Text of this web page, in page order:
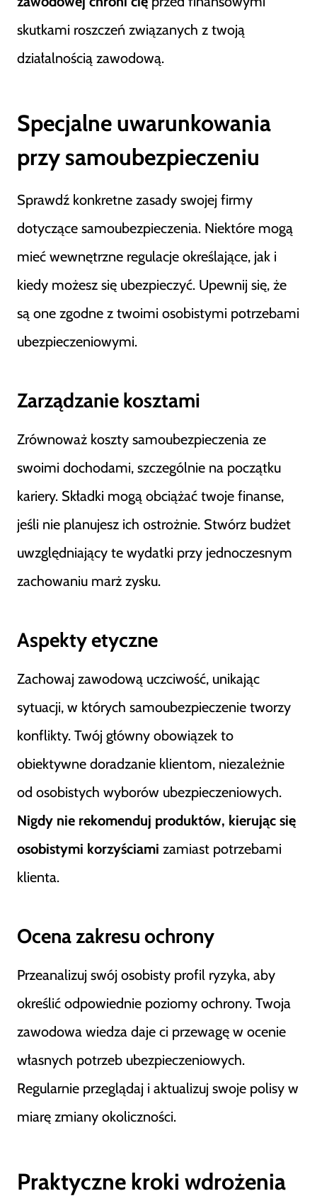
skutkami roszczeń związanych z twoją
działalnością zawodową.
Specjalne uwarunkowania
przy samoubezpieczeniu
Sprawdź konkretne zasady swojej firmy
dotyczące samoubezpieczenia. Niektóre mogą
mieć wewnętrzne regulacje określające, jak i
kiedy możesz się ubezpieczyć. Upewnij się, że
są one zgodne z twoimi osobistymi potrzebami
ubezpieczeniowymi.
Zarządzanie kosztami
Zrównoważ koszty samoubezpieczenia ze
swoimi dochodami, szczególnie na początku
kariery. Składki mogą obciążać twoje finanse,
jeśli nie planujesz ich ostrożnie. Stwórz budżet
uwzględniający te wydatki przy jednoczesnym
zachowaniu marż zysku.
Aspekty etyczne
Zachowaj zawodową uczciwość, unikając
sytuacji, w których samoubezpieczenie tworzy
konflikty. Twój główny obowiązek to
obiektywne doradzanie klientom, niezależnie
od osobistych wyborów ubezpieczeniowych.
Nigdy nie rekomenduj produktów, kierując się
osobistymi korzyściami zamiast potrzebami
klienta.
Ocena zakresu ochrony
Przeanalizuj swój osobisty profil ryzyka, aby
określić odpowiednie poziomy ochrony. Twoja
zawodowa wiedza daje ci przewagę w ocenie
własnych potrzeb ubezpieczeniowych.
Regularnie przeglądaj i aktualizuj swoje polisy w
miarę zmiany okoliczności.
Praktyczne kroki wdrożenia